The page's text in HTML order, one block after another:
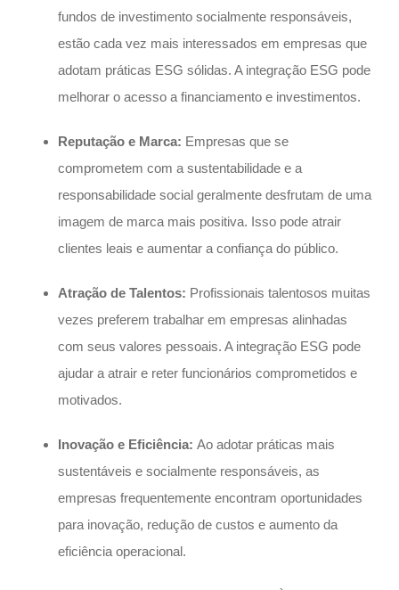
fundos de investimento socialmente responsáveis,
estão cada vez mais interessados em empresas que
adotam práticas ESG sólidas. A integração ESG pode
melhorar o acesso a financiamento e investimentos.
Reputação e Marca: Empresas que se
comprometem com a sustentabilidade e a
responsabilidade social geralmente desfrutam de uma
imagem de marca mais positiva. Isso pode atrair
clientes leais e aumentar a confiança do público.
Atração de Talentos: Profissionais talentosos muitas
vezes preferem trabalhar em empresas alinhadas
com seus valores pessoais. A integração ESG pode
ajudar a atrair e reter funcionários comprometidos e
motivados.
Inovação e Eficiência: Ao adotar práticas mais
sustentáveis e socialmente responsáveis, as
empresas frequentemente encontram oportunidades
para inovação, redução de custos e aumento da
eficiência operacional.